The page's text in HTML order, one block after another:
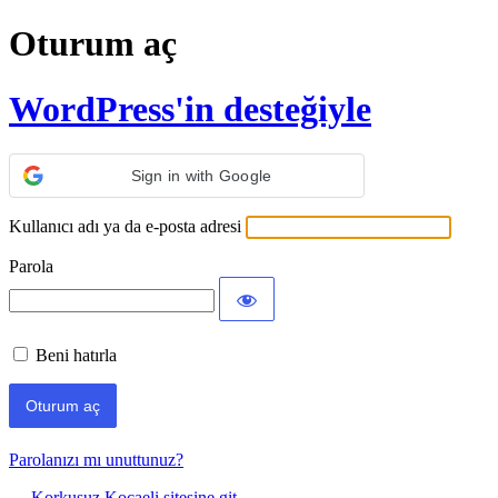
Oturum aç
WordPress'in desteğiyle
Sign in with Google
Kullanıcı adı ya da e-posta adresi
Parola
Beni hatırla
Parolanızı mı unuttunuz?